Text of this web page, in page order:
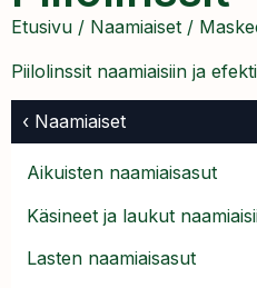
Etusivu / Naamiaiset /
Piilolinssit naamiaisiin ja
‹ Naamiaiset
Aikuisten naamiaisasut
Käsineet ja laukut
Lasten naamiaisasut